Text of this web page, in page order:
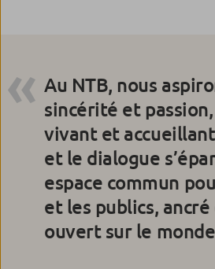
Au NTB, nous
sincérité et
vivant et
et le dialogue
espace commun
et les publics,
ouvert sur le